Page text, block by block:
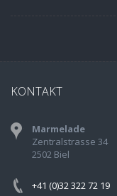
KONTAKT
Marmelade
Zentralstrasse 34
2502 Biel
+41 (0)32 322 72 19